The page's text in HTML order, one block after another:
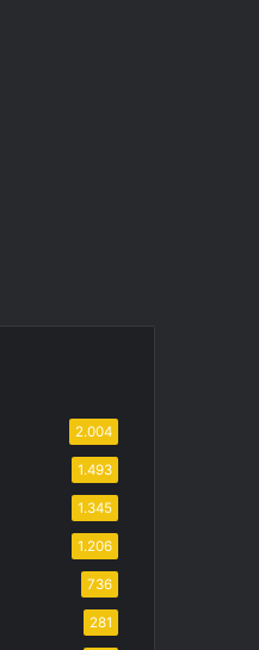
2.004
1.493
1.345
1.206
736
281